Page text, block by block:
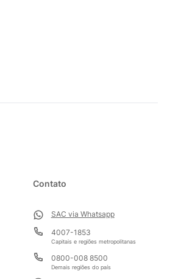
Contato
SAC via Whatsapp
4007-1853
Capitais e regiões metropolitanas
0800-008 8500
Demais regiões do país